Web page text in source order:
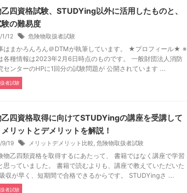
四資格試験、STUDYing以外に活用したものと、
の難易度
12 危険物取扱者試験
はまかろんろん＠DTMが執筆しています。 ★プロフィール★ ※
各種情報は2023年2月6日時点のものです。 一般財団法人消防
センターのHPに1回分の試験問題が 公開されています ...
者試験
四資格取得に向けてSTUDYingの講座を受講して
リットとデメリットを解説！
9/19 メリットデメリット比較, 危険物取扱者試験
物乙四類資格を取得するにあたって、 書籍ではなく講座で学習
思っていました。 書籍で読むよりも、講座で教えていただいた
収が早く、短期間で合格できるからです。 STUDYingさ ...
者試験